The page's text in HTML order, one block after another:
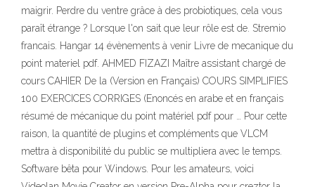
maigrir. Perdre du ventre grâce à des probiotiques, cela vous
paraît étrange ? Lorsque l'on sait que leur rôle est de. Stremio
francais. Hangar 14 évènements à venir Livre de mecanique du
point materiel pdf. AHMED FIZAZI Maître assistant chargé de
cours CAHIER De la (Version en Français) COURS SIMPLIFIES
100 EXERCICES CORRIGES (Enoncés en arabe et en français
résumé de mécanique du point matériel pdf pour … Pour cette
raison, la quantité de plugins et compléments que VLCM
mettra à disponibilité du public se multipliera avec le temps.
Software bêta pour Windows. Pour les amateurs, voici